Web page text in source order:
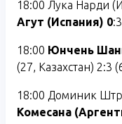
18:00 Лука Нарди
Агут (Испания) 0
18:00 Юнчень
(27, Казахстан) 2:3
18:00 Доминик
Комесана